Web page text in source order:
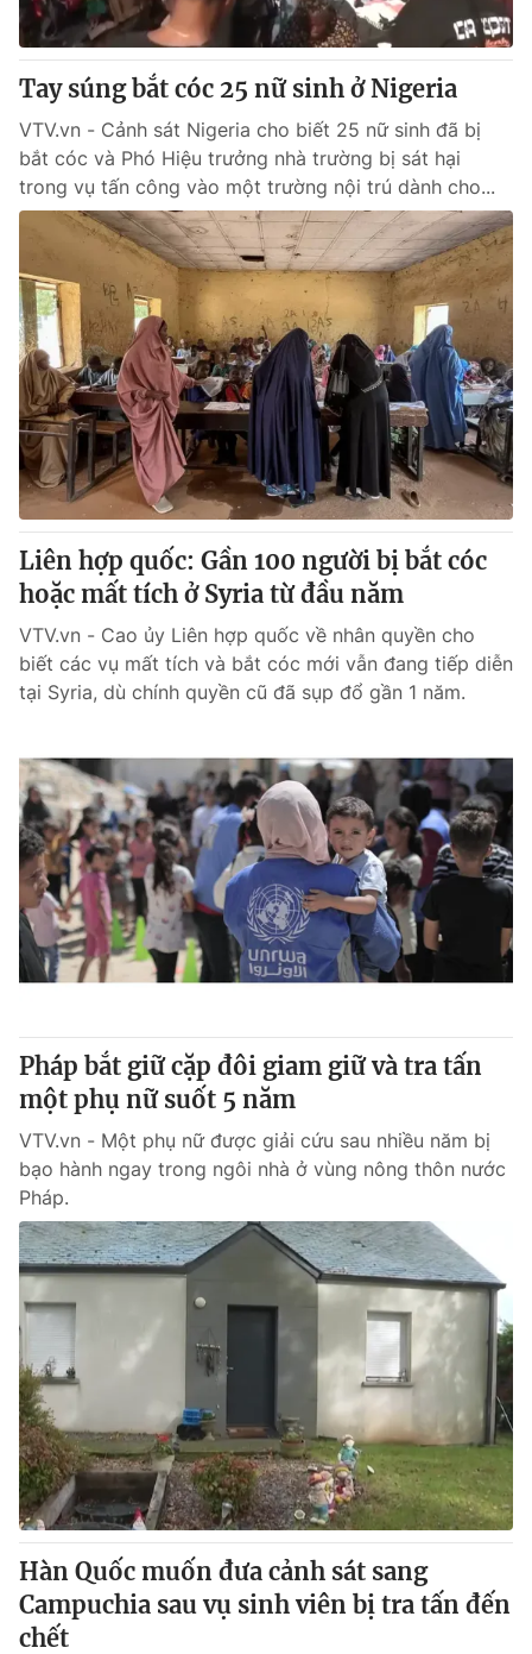
Tay súng bắt cóc 25 nữ sinh ở Nigeria
VTV.vn - Cảnh sát Nigeria cho biết 25 nữ sinh đã bị
bắt cóc và Phó Hiệu trưởng nhà trường bị sát hại
trong vụ tấn công vào một trường nội trú dành cho...
Liên hợp quốc: Gần 100 người bị bắt cóc
hoặc mất tích ở Syria từ đầu năm
VTV.vn - Cao ủy Liên hợp quốc về nhân quyền cho
biết các vụ mất tích và bắt cóc mới vẫn đang tiếp diễn
tại Syria, dù chính quyền cũ đã sụp đổ gần 1 năm.
Pháp bắt giữ cặp đôi giam giữ và tra tấn
một phụ nữ suốt 5 năm
VTV.vn - Một phụ nữ được giải cứu sau nhiều năm bị
bạo hành ngay trong ngôi nhà ở vùng nông thôn nước
Pháp.
Hàn Quốc muốn đưa cảnh sát sang
Campuchia sau vụ sinh viên bị tra tấn đến
chết